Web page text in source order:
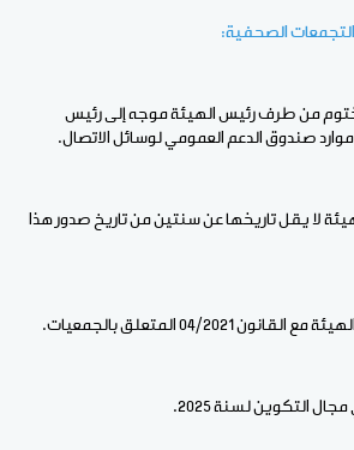
والتجمعات الصحفية:
من طرف رئيس الهيئة موجه إلى رئيس
صندوق الدعم العمومي لوسائل الاتصال.
لا يقل تاريخها عن سنتين من تاريخ صدور هذا
04/2021 المتعلق بالجمعيات.
التكوين لسنة 2025.